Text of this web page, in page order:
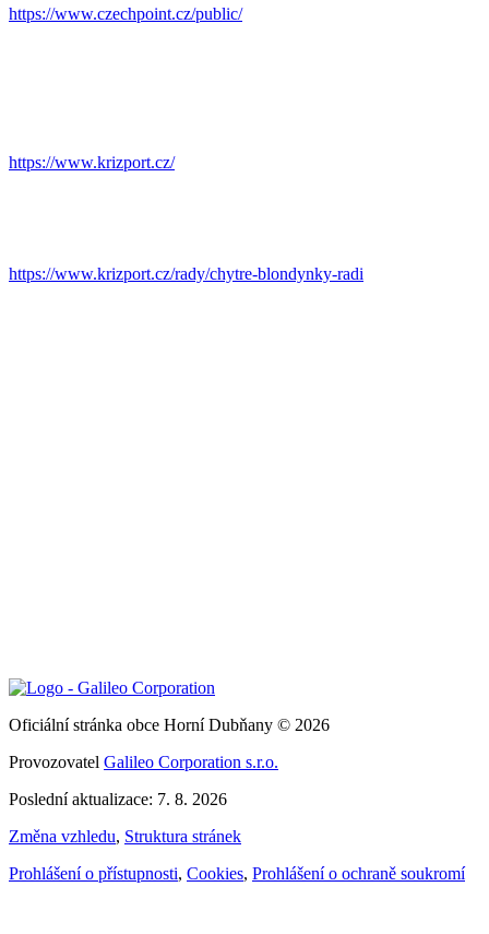
https://www.czechpoint.cz/public/
https://www.krizport.cz/
https://www.krizport.cz/rady/chytre-blondynky-radi
Oficiální stránka obce Horní Dubňany © 2026
Provozovatel Galileo Corporation s.r.o.
Poslední aktualizace: 7. 8. 2026
Změna vzhledu, Struktura stránek
Prohlášení o přístupnosti, Cookies, Prohlášení o ochraně soukromí